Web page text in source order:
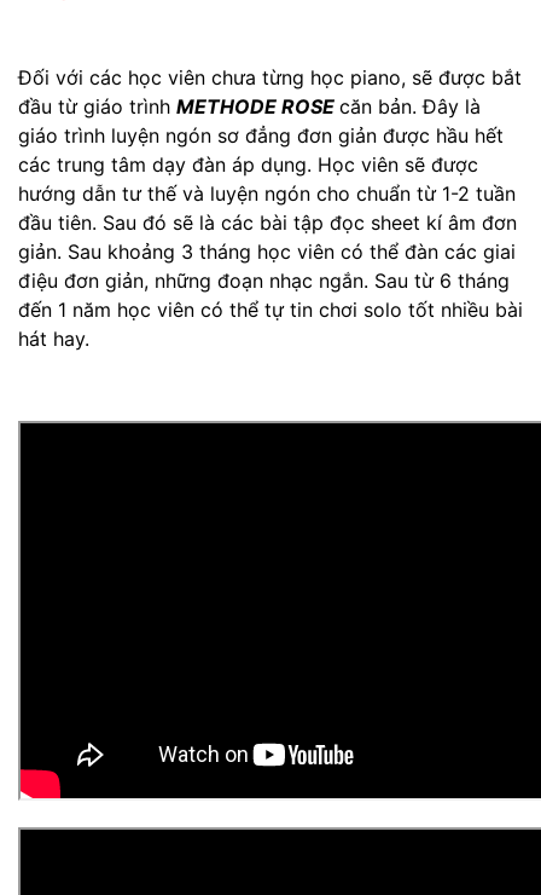
Đối với các học viên chưa từng học piano, sẽ được bắt
đầu từ giáo trình METHODE ROSE căn bản. Đây là
giáo trình luyện ngón sơ đẳng đơn giản được hầu hết
các trung tâm dạy đàn áp dụng. Học viên sẽ được
hướng dẫn tư thế và luyện ngón cho chuẩn từ 1-2 tuần
đầu tiên. Sau đó sẽ là các bài tập đọc sheet kí âm đơn
giản. Sau khoảng 3 tháng học viên có thể đàn các giai
điệu đơn giản, những đoạn nhạc ngắn. Sau từ 6 tháng
đến 1 năm học viên có thể tự tin chơi solo tốt nhiều bài
hát hay.